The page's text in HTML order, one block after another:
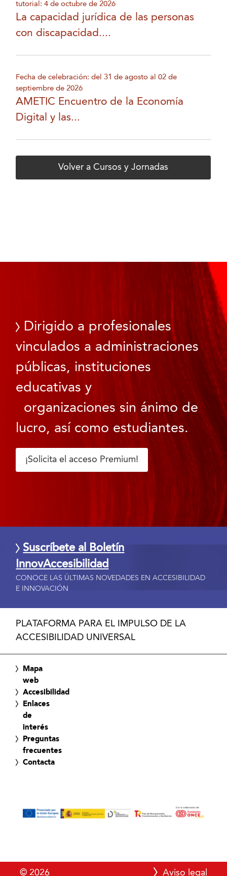
tutorial: 4 de octubre de 2026
La capacidad jurídica de las personas
con discapacidad....
Fecha de celebración: del 31 de agosto al 02 de
septiembre de 2026
AMETIC Encuentro de la Economía
Digital y las...
Volver a Cursos y Jornadas
Dirigido a profesionales
vinculados a administraciones
públicas, instituciones
educativas y
organizaciones sin ánimo de
lucro, así como estudiantes.
¡Solicita el acceso Premium!
Suscríbete al Boletín
InnovAccesibilidad
CONOCE LAS ÚLTIMAS NOVEDADES EN ACCESIBILIDAD
E INNOVACIÓN
PLATAFORMA PARA EL IMPULSO DE LA
ACCESIBILIDAD UNIVERSAL
Mapa
web
Accesibilidad
Enlaces
de
interés
Preguntas
frecuentes
Contacta
© 2026 Aviso legal